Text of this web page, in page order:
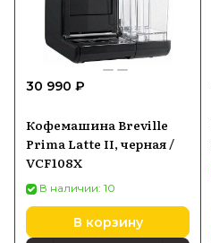
30 990 ₽
Кофемашина Breville
Prima Latte II, черная /
VCF108X
В наличии: 10
В корзину